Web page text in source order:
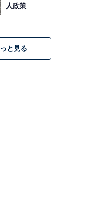
女性／石川県）、「逃げ
40代女性／その他）など
。
人政策
と見る